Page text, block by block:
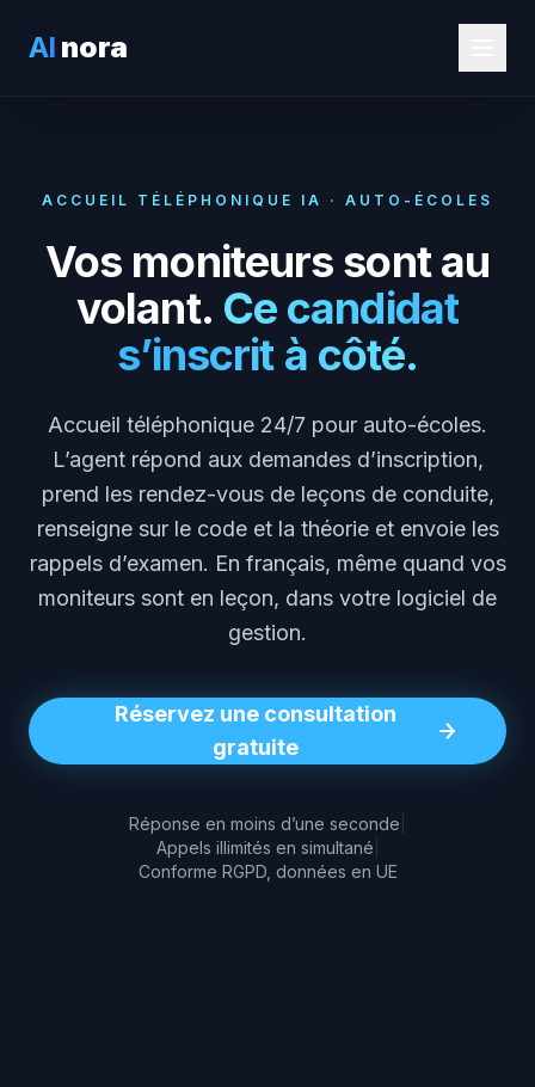
AI nora
ACCUEIL TÉLÉPHONIQUE IA · AUTO-ÉCOLES
Vos moniteurs sont au
volant. Ce candidat
s’inscrit à côté.
Accueil téléphonique 24/7 pour auto-écoles.
L’agent répond aux demandes d’inscription,
prend les rendez-vous de leçons de conduite,
renseigne sur le code et la théorie et envoie les
rappels d’examen. En français, même quand vos
moniteurs sont en leçon, dans votre logiciel de
gestion.
Réservez une consultation
gratuite
Réponse en moins d’une seconde
Appels illimités en simultané
Conforme RGPD, données en UE